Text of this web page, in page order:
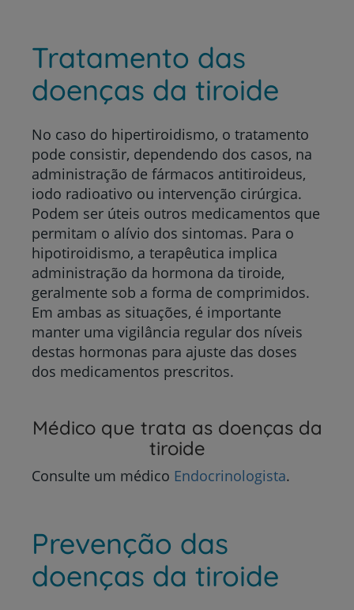
Tratamento das
doenças da tiroide
No caso do hipertiroidismo, o tratamento
pode consistir, dependendo dos casos, na
administração de fármacos antitiroideus,
iodo radioativo ou intervenção cirúrgica.
Podem ser úteis outros medicamentos que
permitam o alívio dos sintomas. Para o
hipotiroidismo, a terapêutica implica
administração da hormona da tiroide,
geralmente sob a forma de comprimidos.
Em ambas as situações, é importante
manter uma vigilância regular dos níveis
destas hormonas para ajuste das doses
dos medicamentos prescritos.
Médico que trata as doenças da
tiroide
Consulte um médico Endocrinologista.
Prevenção das
doenças da tiroide